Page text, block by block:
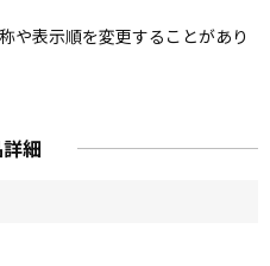
や表示順を変更することがあり
細